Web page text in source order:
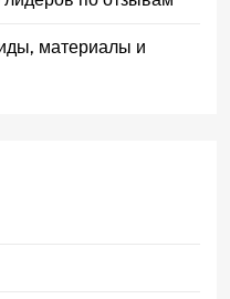
материалы и